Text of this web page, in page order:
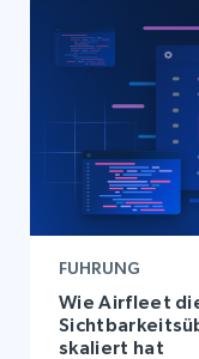
FUHRUNG
Wie Airfleet
skaliert hat